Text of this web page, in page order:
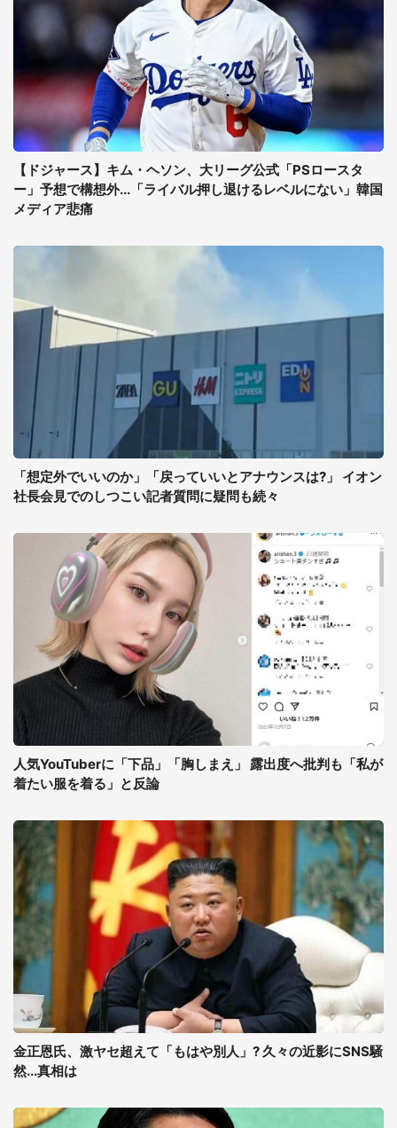
【ドジャース】キム・ヘソン、大リーグ公式「PSロースタ
ー」予想で構想外...「ライバル押し退けるレベルにない」韓国
メディア悲痛
「想定外でいいのか」「戻っていいとアナウンスは?」 イオン
社長会見でのしつこい記者質問に疑問も続々
人気YouTuberに「下品」「胸しまえ」 露出度へ批判も「私が
着たい服を着る」と反論
金正恩氏、激ヤセ超えて「もはや別人」? 久々の近影にSNS騒
然...真相は